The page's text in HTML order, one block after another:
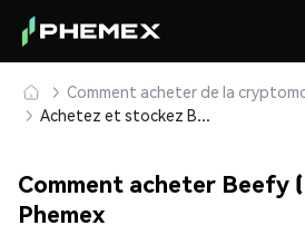
Comment acheter de la
Achetez et stockez Beefy (BIFI) en toute sécurité
Comment acheter Beefy
Phemex